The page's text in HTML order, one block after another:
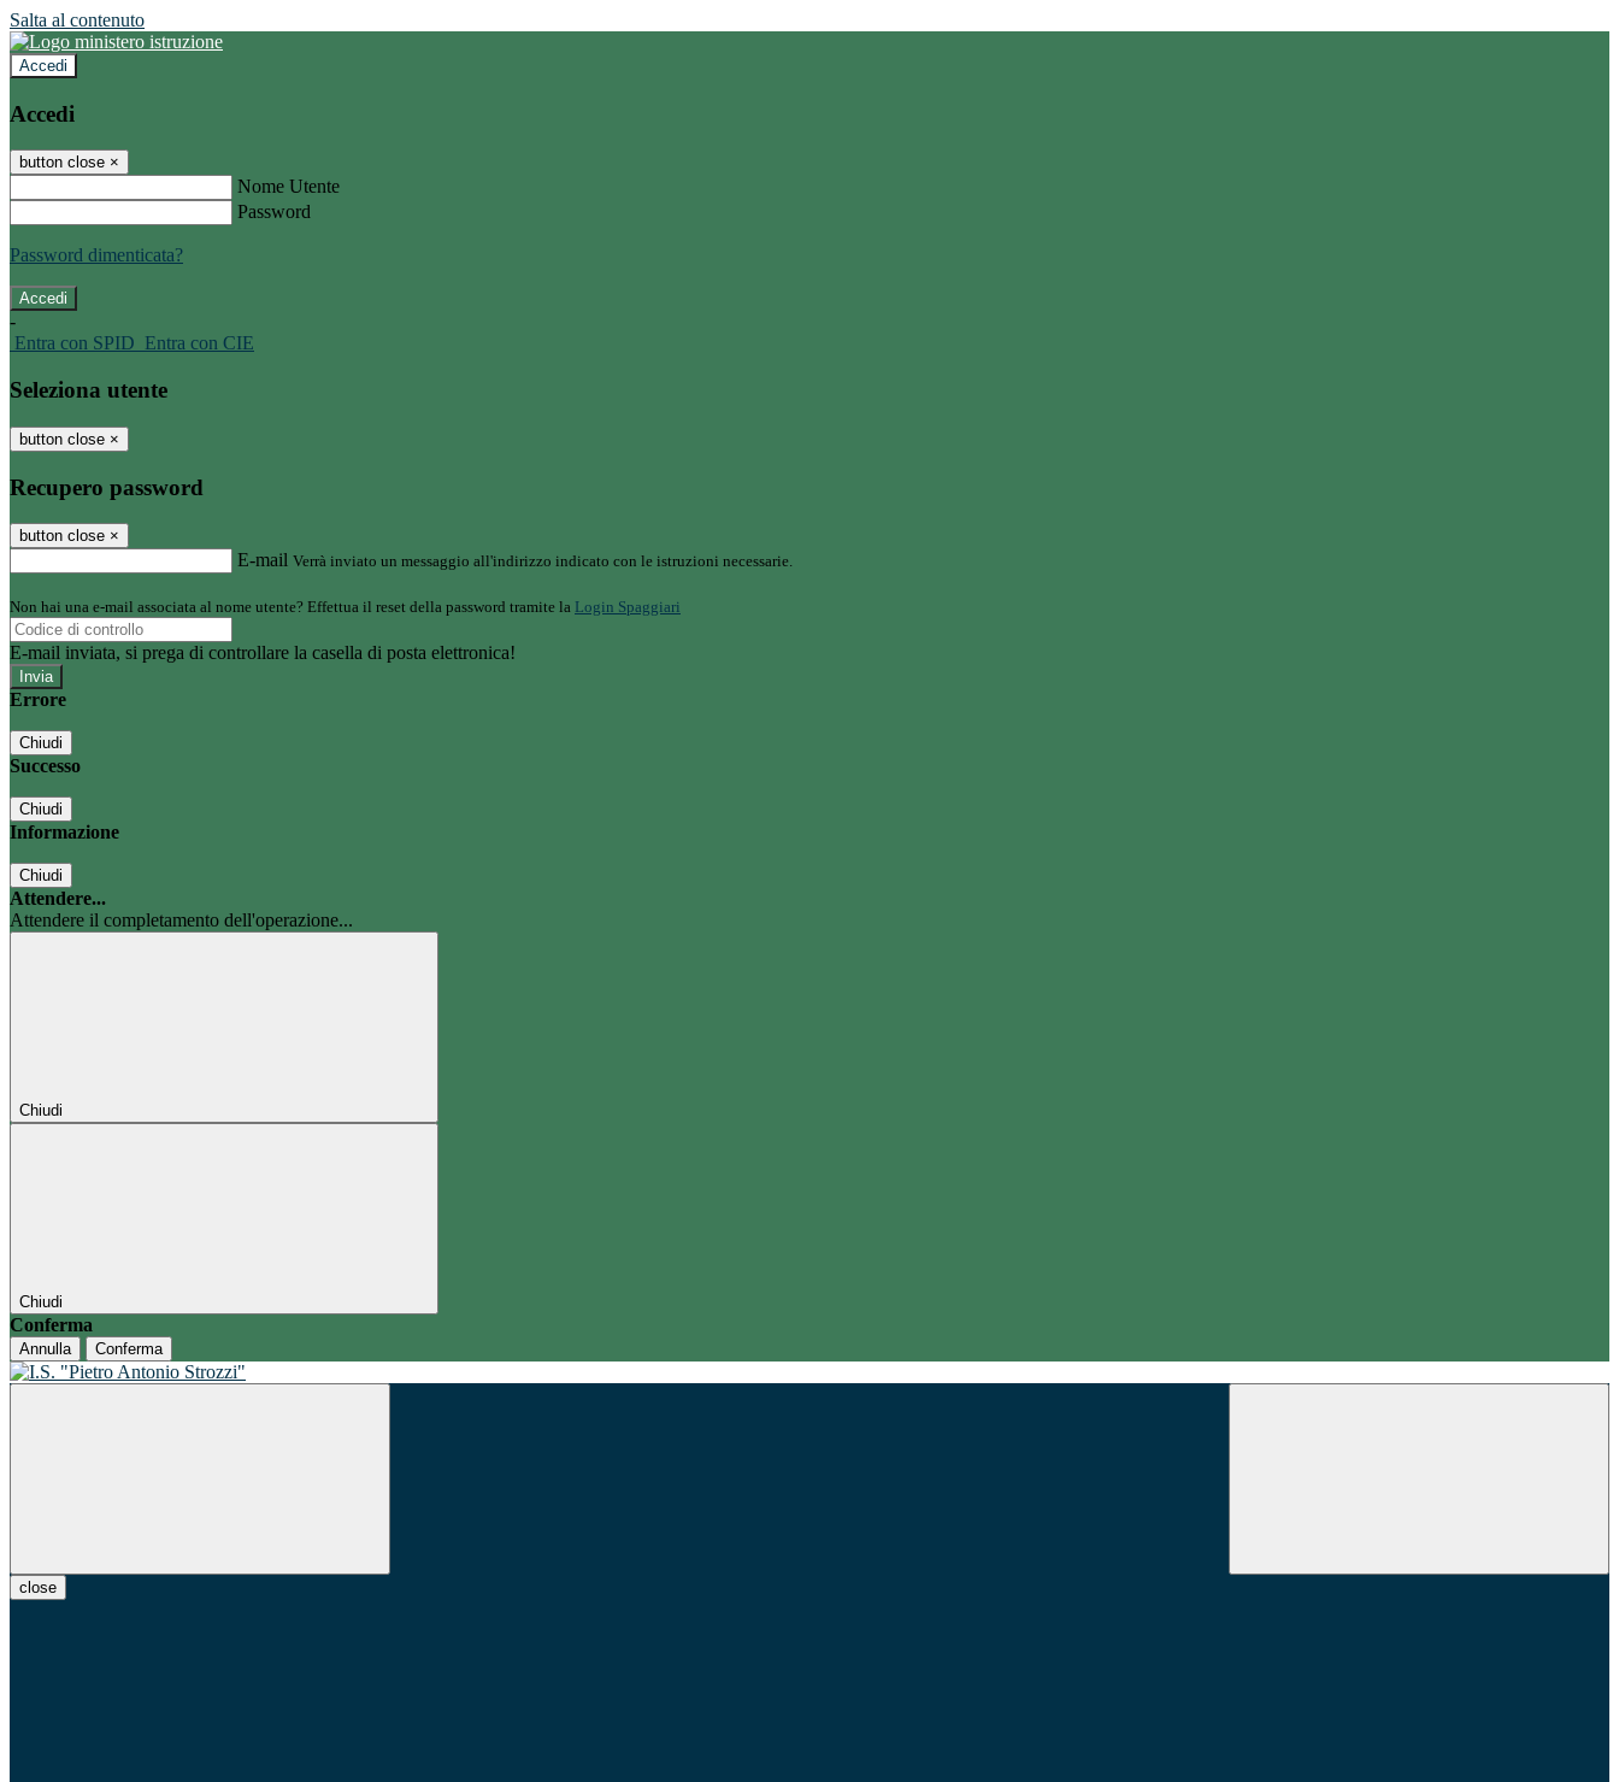
Salta al contenuto
Accedi
Accedi
button close ×
Nome Utente
Password
Password dimenticata?
-
Entra con SPID Entra con CIE
Seleziona utente
button close ×
Recupero password
button close ×
E-mail Verrà inviato un messaggio all'indirizzo indicato con le istruzioni necessarie.
Non hai una e-mail associata al nome utente? Effettua il reset della password tramite la Login Spaggiari
E-mail inviata, si prega di controllare la casella di posta elettronica!
Errore
Chiudi
Successo
Chiudi
Informazione
Chiudi
Attendere...
Attendere il completamento dell'operazione...
Chiudi
Chiudi
Conferma
Annulla Conferma
close